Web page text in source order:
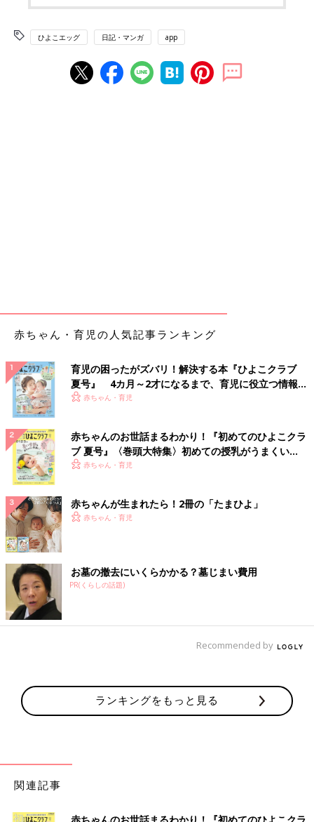
ひよこエッグ 日記・マンガ app
赤ちゃん・育児の人気記事ランキング
育児の困ったがズバリ！解決する本『ひよこクラブ
夏号』 4カ月～2才になるまで、育児に役立つ情報が
いっぱい！
赤ちゃん・育児
赤ちゃんのお世話まるわかり！『初めてのひよこクラ
ブ 夏号』〈巻頭大特集〉初めての授乳がうまくい
く！ おっぱい・ミルクの基本と夏のトラブル 解決テ
赤ちゃん・育児
赤ちゃんが生まれたら！2冊の「たまひよ」
赤ちゃん・育児
お墓の撤去にいくらかかる？墓じまい費用
PR(くらしの話題)
Recommended by
ランキングをもっと見る
関連記事